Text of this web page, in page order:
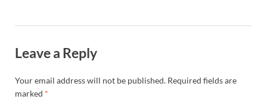
Leave a Reply
Your email address will not be published. Required fields are
marked *